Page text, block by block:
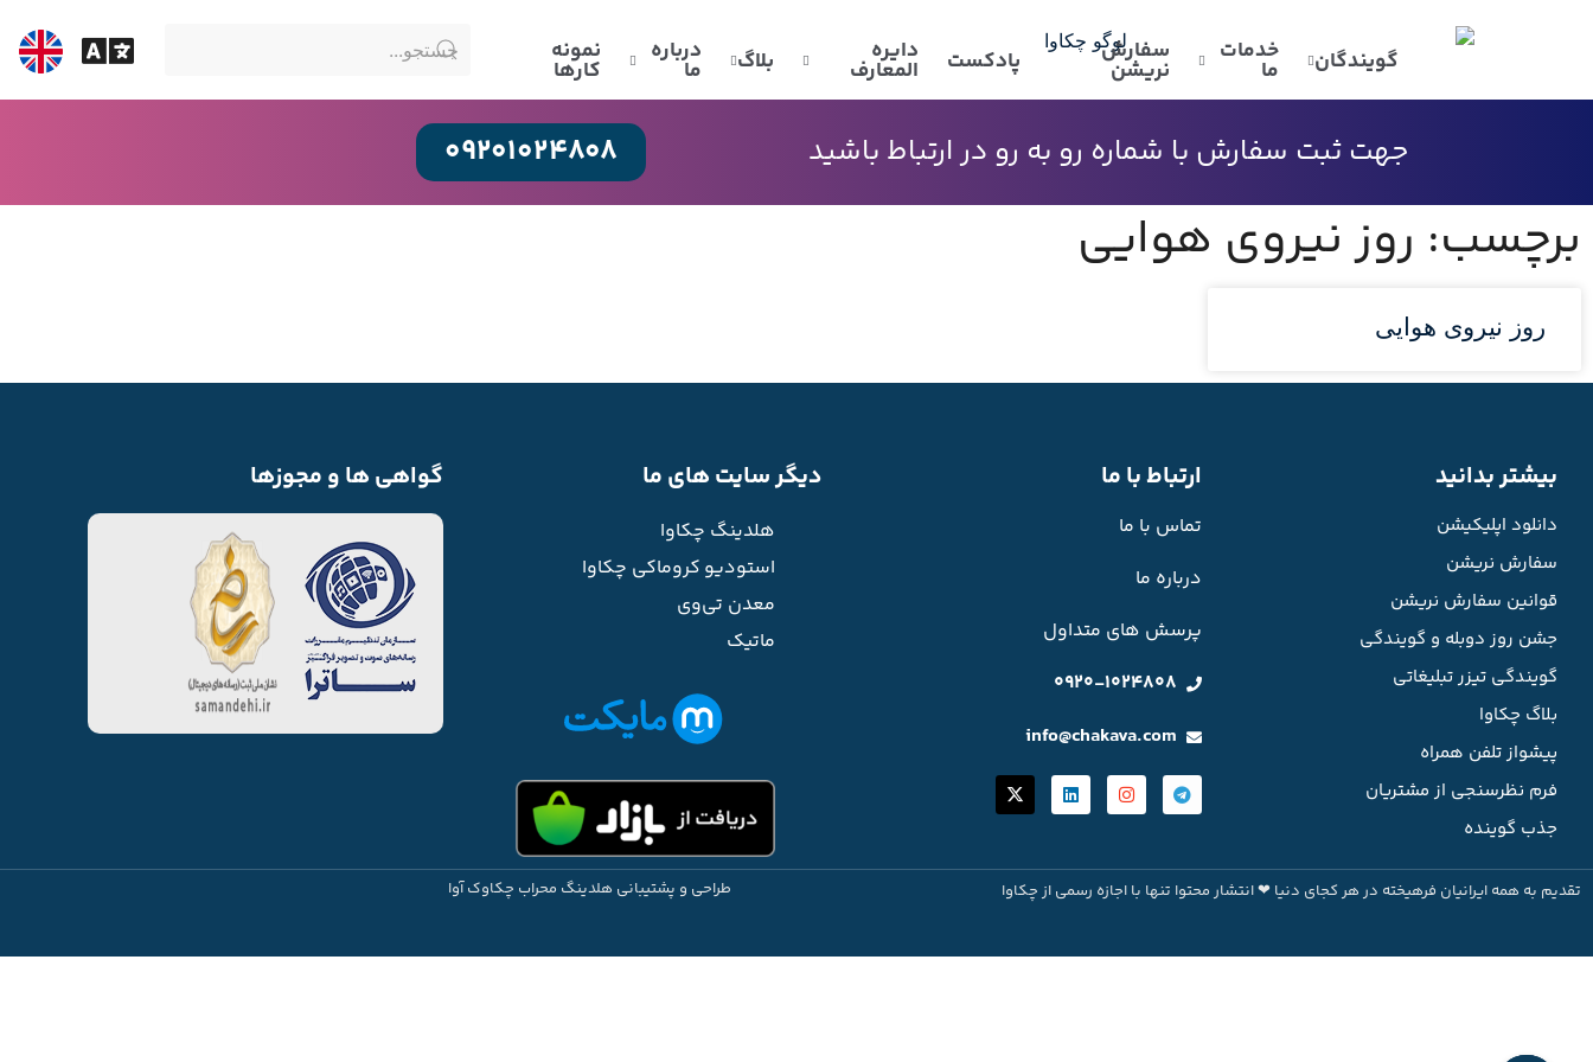
گویندگان خدمات
ما
سفارش
نریشن پادکست دایره
المعارف بلاگ درباره
ما
نمونه
کارها
جهت ثبت سفارش با شماره رو به رو در ارتباط باشید 09201024808
برچسب: روز نیروی هوایی
روز نیروی هوایی
بیشتر بدانید
دانلود اپلیکیشن
سفارش نریشن
قوانین سفارش نریشن
جشن روز دوبله و گویندگی
گویندگی تیزر تبلیغاتی
بلاگ چکاوا
پیشواز تلفن همراه
فرم نظرسنجی از مشتریان
جذب گوینده
ارتباط با ما
تماس با ما
درباره ما
پرسش های متداول
0920-1024808
info@chakava.com
دیگر سایت های ما
هلدینگ چکاوا
استودیو کروماکی چکاوا
معدن تی‌وی
ماتیک
گواهی ها و مجوزها
تقدیم به همه ایرانیان فرهیخته در هر کجای دنیا ❤ انتشار محتوا تنها با اجازه رسمی از چکاوا طراحی و پشتیبانی هلدینگ محراب چکاوک آوا